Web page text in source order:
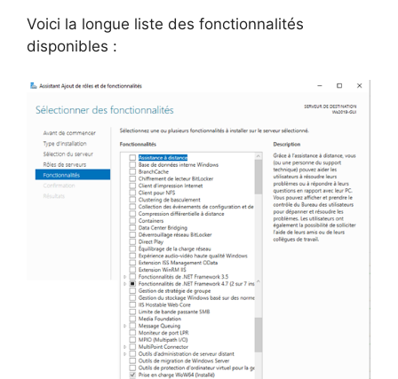
Voici la longue liste des fonctionnalités
disponibles :